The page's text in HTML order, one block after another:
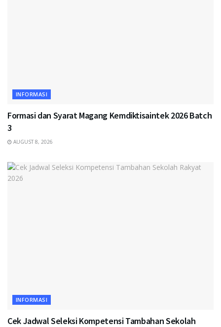
INFORMASI
Formasi dan Syarat Magang Kemdiktisaintek 2026 Batch
3
AUGUST 8, 2026
INFORMASI
Cek Jadwal Seleksi Kompetensi Tambahan Sekolah